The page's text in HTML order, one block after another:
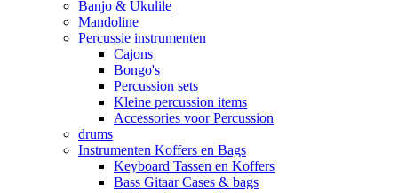
Banjo & Ukulile
Mandoline
Percussie instrumenten
Cajons
Bongo's
Percussion sets
Kleine percussion items
Accessories voor Percussion
drums
Instrumenten Koffers en Bags
Keyboard Tassen en Koffers
Bass Gitaar Cases & bags